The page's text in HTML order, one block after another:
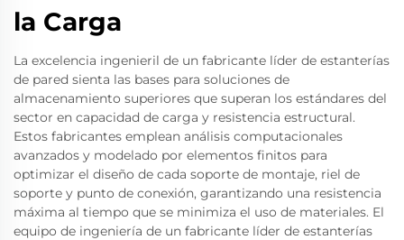
la Carga
La excelencia ingenieril de un fabricante líder de estanterías
de pared sienta las bases para soluciones de
almacenamiento superiores que superan los estándares del
sector en capacidad de carga y resistencia estructural.
Estos fabricantes emplean análisis computacionales
avanzados y modelado por elementos finitos para
optimizar el diseño de cada soporte de montaje, riel de
soporte y punto de conexión, garantizando una resistencia
máxima al tiempo que se minimiza el uso de materiales. El
equipo de ingeniería de un fabricante líder de estanterías